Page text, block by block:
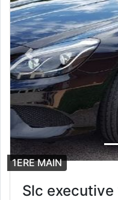
Previous
1ERE MAIN
Slc executive